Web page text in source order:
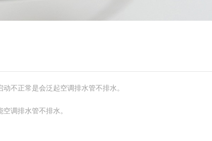
不正常是会泛起空调排水管不排水。
调排水管不排水。